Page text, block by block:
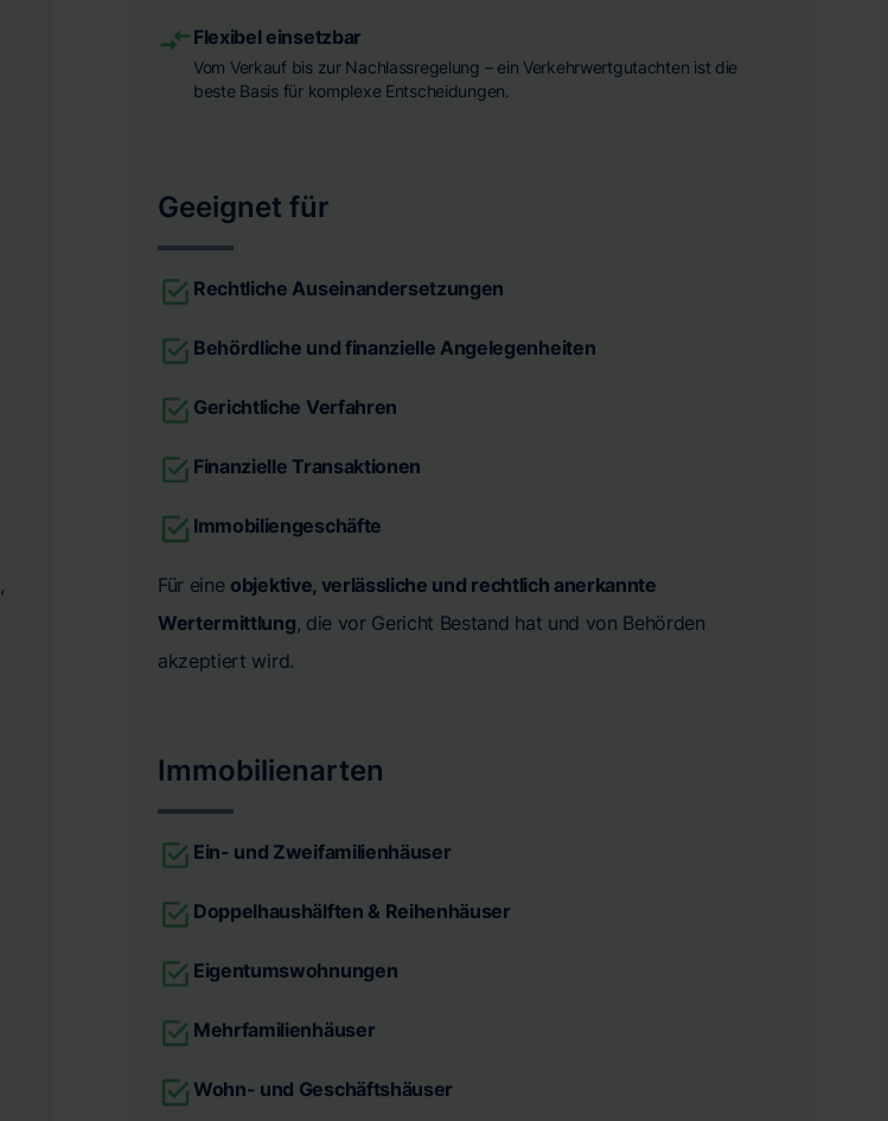
,
Flexibel einsetzbar
Vom Verkauf bis zur Nachlassregelung – ein Verkehrwertgutachten ist die
beste Basis für komplexe Entscheidungen.
Geeignet für
Rechtliche Auseinandersetzungen
Behördliche und finanzielle Angelegenheiten
Gerichtliche Verfahren
Finanzielle Transaktionen
Immobiliengeschäfte
Für eine objektive, verlässliche und rechtlich anerkannte
Wertermittlung, die vor Gericht Bestand hat und von Behörden
akzeptiert wird.
Immobilienarten
Ein- und Zweifamilienhäuser
Doppelhaushälften & Reihenhäuser
Eigentumswohnungen
Mehrfamilienhäuser
Wohn- und Geschäftshäuser